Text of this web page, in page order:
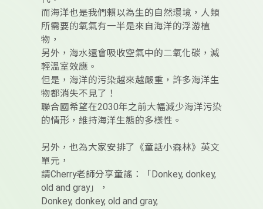
而海洋也是我們賴以為生的自然環境，人類
所需要的氧氣有一半是來自海洋的浮游植
物，
另外，海水還會吸收空氣中的二氧化碳，減
輕溫室效應。
但是，海洋的污染越來越嚴重，許多海洋生
物都消失不見了！
聯合國希望在2030年之前大幅減少海洋污染
的情形，維持海洋生態的多樣性。
另外，也為大家安排了《童話小森林》英文
單元，
請Cherry老師分享童謠：「Donkey, donkey,
old and gray」，
Donkey, donkey, old and gray,